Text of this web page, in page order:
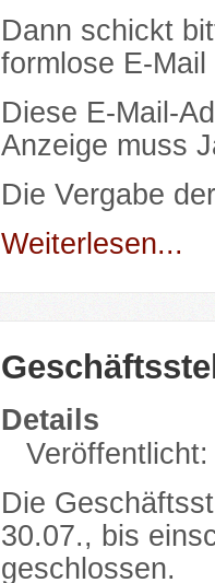
Dann schickt
formlose E-Mail
Diese E-Mail-
Anzeige muss
Die Vergabe
Weiterlesen...
Details
Die
30.07., bis
geschlossen.